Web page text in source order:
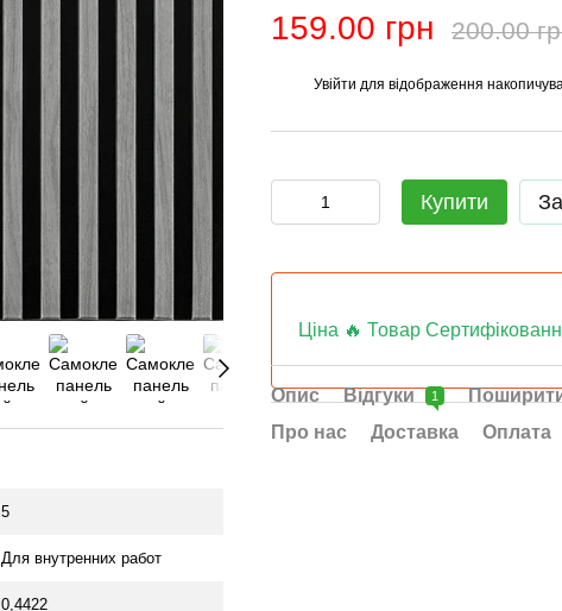
5
Для внутренних работ
0,4422
159.00 грн 200.00
Увійти для відображення
Купити
Ціна 🔥 Товар
Опис Відгуки 1
Про нас
Доставка Оплата